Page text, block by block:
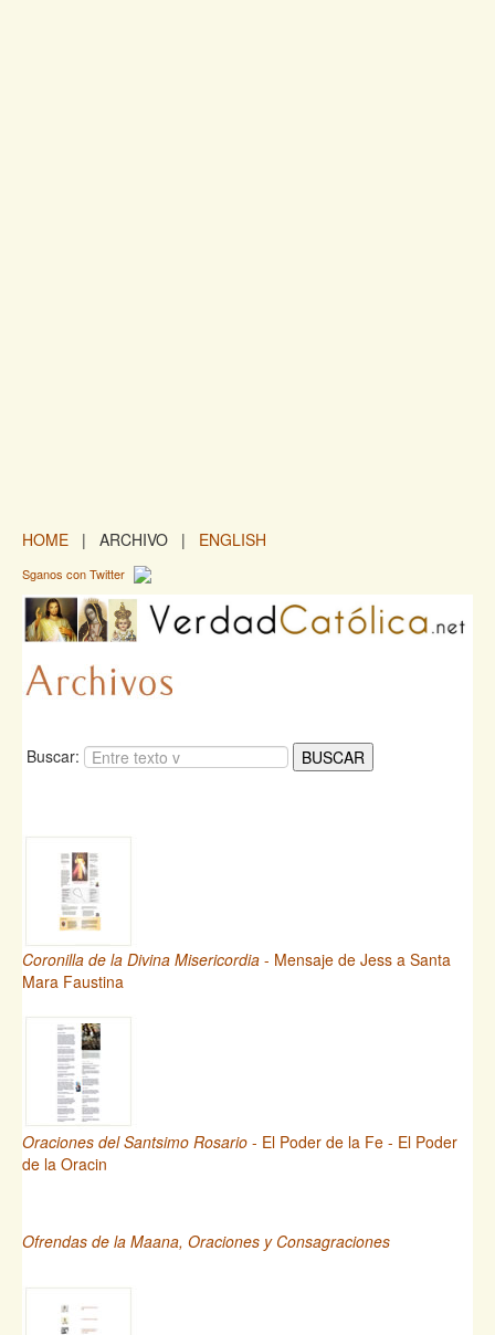
HOME | ARCHIVO | ENGLISH
Sganos con Twitter
Buscar:
Coronilla de la Divina Misericordia - Mensaje de Jess a Santa
Mara Faustina
Oraciones del Santsimo Rosario - El Poder de la Fe - El Poder
de la Oracin
Ofrendas de la Maana, Oraciones y Consagraciones